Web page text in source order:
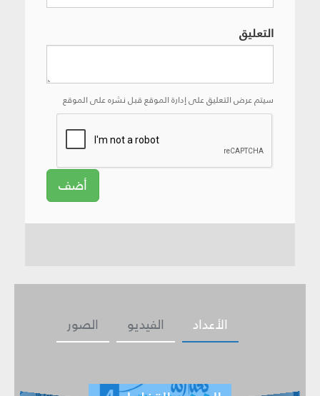
التعليق
سيتم عرض التعليق على إدارة الموقع قبل نشره على الموقع
أضف
الصور الفيديو الأعداد